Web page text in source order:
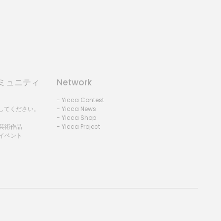
ュニティ
ください。
術作品
ベント
Network
- Yicca Contest
- Yicca News
- Yicca Shop
- Yicca Project